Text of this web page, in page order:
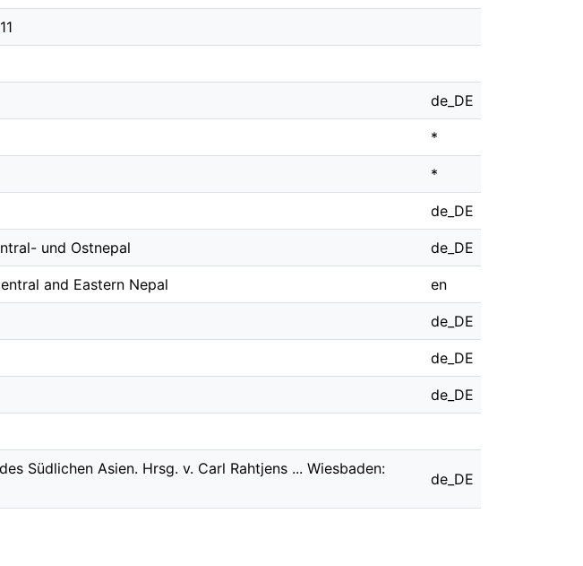
de_DE
*
*
de_DE
und Ostnepal de_DE
and Eastern Nepal en
de_DE
de_DE
de_DE
Südlichen Asien. Hrsg. v. Carl Rahtjens ... Wiesbaden:
de_DE